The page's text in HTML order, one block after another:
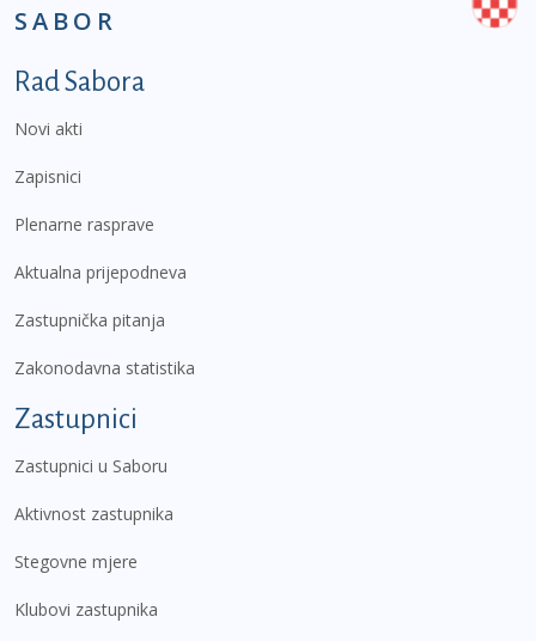
SABOR
Podnožje prvi izbornik
Rad Sabora
Novi akti
Zapisnici
Plenarne rasprave
Aktualna prijepodneva
Zastupnička pitanja
Zakonodavna statistika
Zastupnici
Zastupnici u Saboru
Aktivnost zastupnika
Stegovne mjere
Klubovi zastupnika